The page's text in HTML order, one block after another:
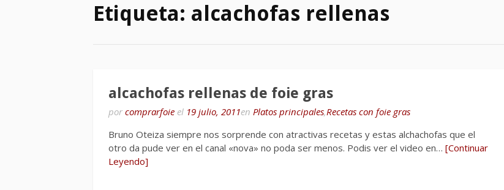
Etiqueta: alcachofas rellenas
alcachofas rellenas de foie gras
por comprarfoie el 19 julio, 2011en Platos principales,Recetas con foie gras
Bruno Oteiza siempre nos sorprende con atractivas recetas y estas alchachofas que el
otro da pude ver en el canal «nova» no poda ser menos. Podis ver el video en… [Continuar
Leyendo]